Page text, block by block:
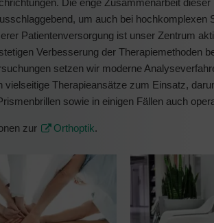
Die enge Zusammenarbeit
um auch bei
Patientenversorgung ist unser Zentrum
Verbesserung der Therapiemethoden
setzen wir moderne
vielseitige Therapieansätze zum Einsatz,
sowie in einigen Fällen auch
zur Orthoptik.